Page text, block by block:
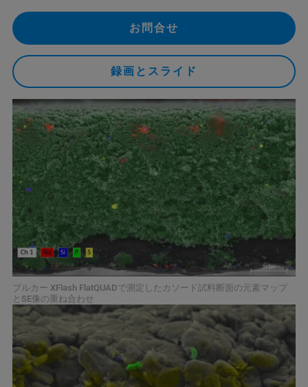
お問合せ
録画とスライド
ブルカー XFlash FlatQUADで測定したカソード試料断面の元素マップ
とSE像の重ね合わせ